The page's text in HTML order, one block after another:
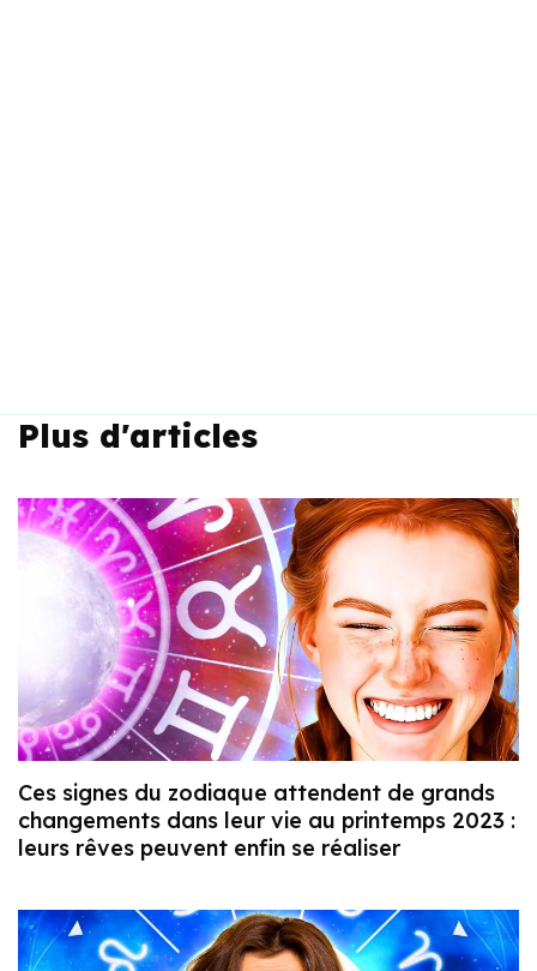
Plus d'articles
Ces signes du zodiaque attendent de grands
changements dans leur vie au printemps 2023 :
leurs rêves peuvent enfin se réaliser